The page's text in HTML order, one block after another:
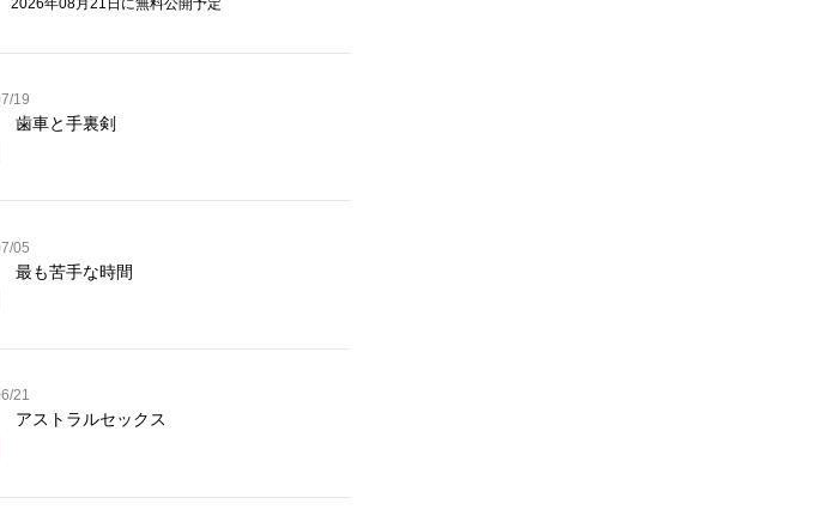
2026年08月21日 に無料公開予定
19
歯車と手裏剣
05
最も苦手な時間
21
アストラルセックス